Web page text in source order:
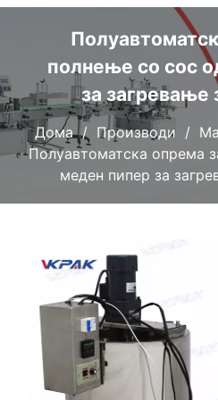
полнење со сос
за
Дома Производи
Полуавтоматска опрема
меден пипер за